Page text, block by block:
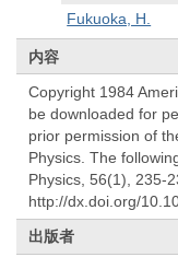
Fukuoka, H.
内容
Copyright 1984
be downloaded for
prior permission of
Physics. The
Physics, 56(1), 235-
http://dx.doi.org/
出版者